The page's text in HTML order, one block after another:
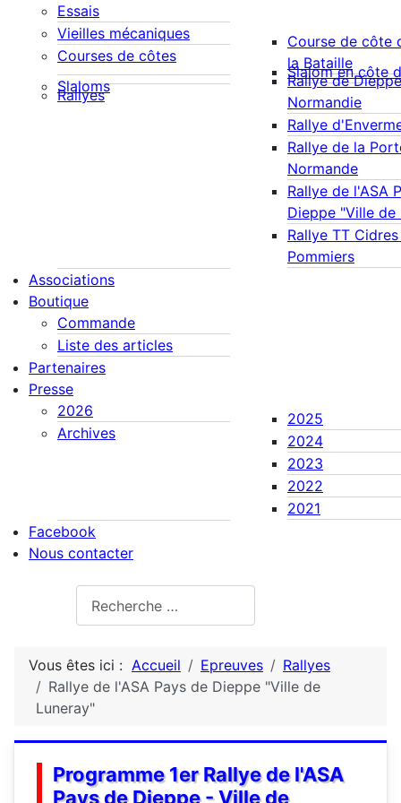
Essais
Vieilles mécaniques
Courses de côtes
Course de côte
la Bataille
Slaloms
Slalom en côte
Rallyes
Rallye de Dieppe
Normandie
Rallye
Rallye de la
Normande
Rallye de l'ASA
Dieppe "Ville de
Rallye TT
Pommiers
Associations
Boutique
Commande
Liste des articles
Partenaires
Presse
2026
Archives
2025
2024
2023
2022
2021
Facebook
Nous contacter
Vous êtes ici : Accueil Epreuves
Rallyes
Rallye de l'ASA Pays de Dieppe "Ville de
Luneray"
Programme 1er Rallye de l'ASA
Pays de Dieppe - Ville de